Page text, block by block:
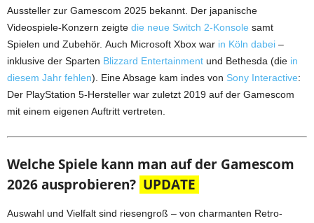
Aussteller zur Gamescom 2025 bekannt. Der japanische
Videospiele-Konzern zeigte die neue Switch 2-Konsole samt
Spielen und Zubehör. Auch Microsoft Xbox war in Köln dabei –
inklusive der Sparten Blizzard Entertainment und Bethesda (die in
diesem Jahr fehlen). Eine Absage kam indes von Sony Interactive:
Der PlayStation 5-Hersteller war zuletzt 2019 auf der Gamescom
mit einem eigenen Auftritt vertreten.
Welche Spiele kann man auf der Gamescom
2026 ausprobieren? UPDATE
Auswahl und Vielfalt sind riesengroß – von charmanten Retro-